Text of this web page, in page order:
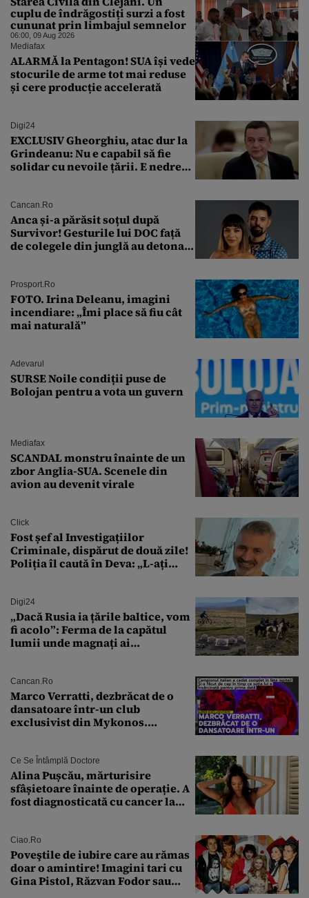
cuplu de îndrăgostiți surzi a fost
cununat prin limbajul semnelor
06:00, 09 Aug 2026
Mediafax
ALARMĂ la Pentagon! SUA își vede
stocurile de arme tot mai reduse
și cere producție accelerată
Digi24
EXCLUSIV Gheorghiu, atac dur la
Grindeanu: Nu e capabil să fie
solidar cu nevoile țării. E nedrept
Cancan.ro
Anca și-a părăsit soțul după
Survivor! Gesturile lui DOC față
de colegele din junglă au detonat
Prosport.ro
FOTO. Irina Deleanu, imagini
incendiare: „Îmi place să fiu cât
mai naturală”
Adevarul
SURSE Noile condiții puse de
Bolojan pentru a vota un guvern
Mediafax
SCANDAL monstru înainte de un
zbor Anglia-SUA. Scenele din
avion au devenit virale
Click
Fost șef al Investigațiilor
Criminale, dispărut de două zile!
Poliția îl caută în Deva: „L-ați
Digi24
„Dacă Rusia ia țările baltice, vom
fi acolo”: Ferma de la capătul
lumii unde magnați ai
Cancan.ro
Marco Verratti, dezbrăcat de o
dansatoare într-un club
exclusivist din Mykonos.
Ce Se Întâmplă Doctore
Alina Pușcău, mărturisire
sfâșietoare înainte de operație. A
fost diagnosticată cu cancer la
îmi salvez viața”
Ciao.ro
Poveştile de iubire care au rămas
doar o amintire! Imagini tari cu
Gina Pistol, Răzvan Fodor sau